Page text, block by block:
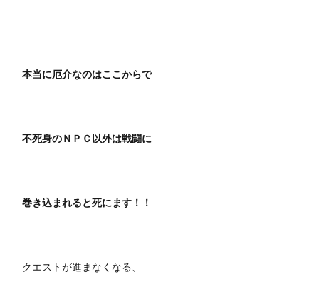
本当に厄介なのはここからで
不死身のＮＰＣ以外は戦闘に
巻き込まれると死にます！！
クエストが進まなくなる、